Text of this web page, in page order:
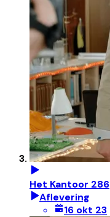
Het Kantoor 286
Aflevering
16 okt 23